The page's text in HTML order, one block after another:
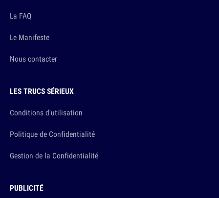
La FAQ
Le Manifeste
Nous contacter
LES TRUCS SÉRIEUX
Conditions d'utilisation
Politique de Confidentialité
Gestion de la Confidentialité
PUBLICITÉ